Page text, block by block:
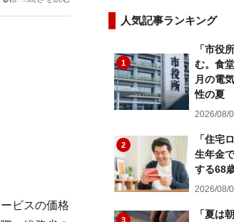
ビスの価格
人気記事ランキング
1
「市役
む。食
月の電
性の夏
2026/08/
2
「住宅
生年金
する68
2026/08/
3
「夏は